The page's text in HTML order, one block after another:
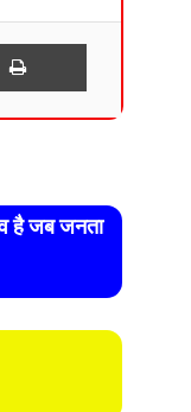
Print
है जब जनता